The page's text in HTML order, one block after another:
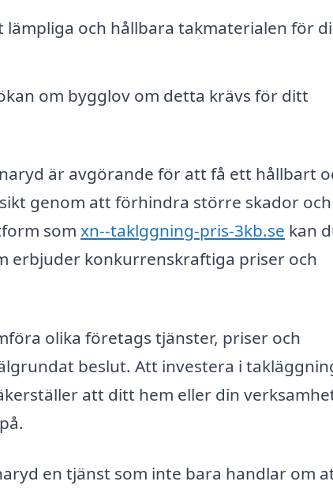
lämpliga och hållbara takmaterialen för
om bygglov om detta krävs för ditt
är avgörande för att få ett hållbart
genom att förhindra större skador och
som xn--taklggning-pris-3kb.se kan
erbjuder konkurrenskraftiga priser och
olika företags tjänster, priser och
beslut. Att investera i
att ditt hem eller din
en tjänst som inte bara handlar om